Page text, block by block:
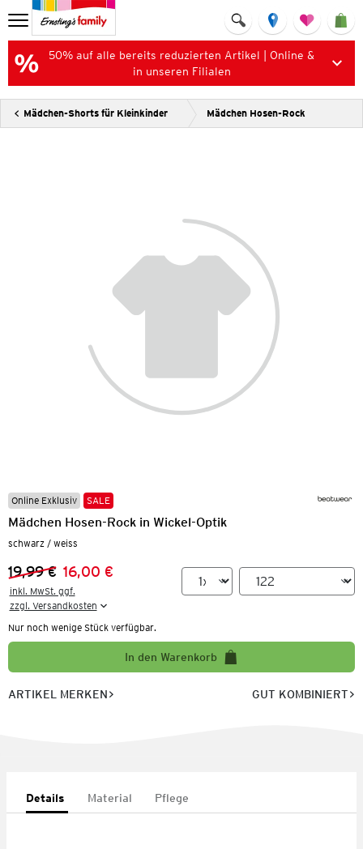
50% auf alle bereits reduzierten Artikel | Online &
in unseren Filialen
Mädchen-Shorts für Kleinkinder Mädchen Hosen-Rock
Online Exklusiv SALE
Mädchen Hosen-Rock in Wickel-Optik
schwarz / weiss
Vorheriger Preis:
19,99 €
Neuer Preis:
16,00 €
inkl. MwSt. ggf.
zzgl. Versandkosten
Nur noch wenige Stück verfügbar.
In den Warenkorb
ARTIKEL MERKEN GUT KOMBINIERT
Details Material Pflege